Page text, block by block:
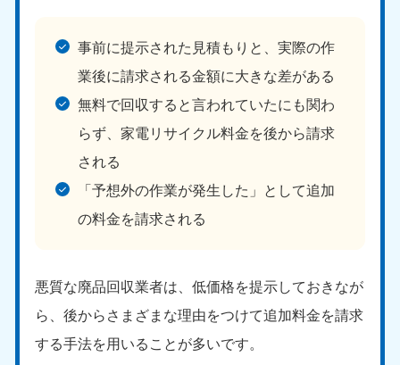
事前に提示された見積もりと、実際の作
業後に請求される金額に大きな差がある
無料で回収すると言われていたにも関わ
らず、家電リサイクル料金を後から請求
される
「予想外の作業が発生した」として追加
の料金を請求される
悪質な廃品回収業者は、低価格を提示しておきなが
ら、後からさまざまな理由をつけて追加料金を請求
する手法を用いることが多いです。
050-1881-5271
9:00〜19:00 年中無休
関東
東京都
050-1881-5265
神奈川県
千葉県
栃木県
050-1881-5270
9:00〜19:00 年中無休
茨城県
050-1881-5269
9:00〜19:00 年中無休